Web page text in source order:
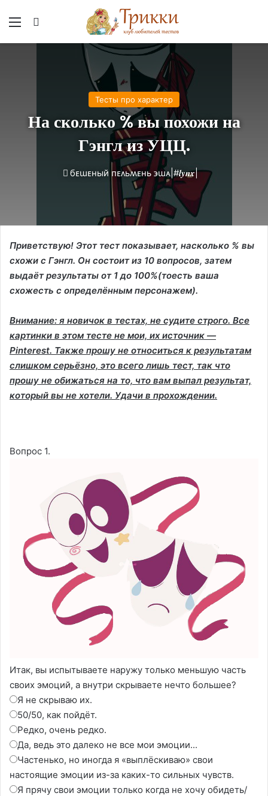
Меню
Тесты про характер
На сколько % вы похожи на
Гэнгл из УЦЦ.
бᴇɯᴇный ᴨᴇᴧьʍᴇнь ϶ɯᴀ|#𝒍𝒚𝒏𝒙|
Приветствую! Этот тест показывает, насколько % вы
схожи с Гэнгл. Он состоит из 10 вопросов, затем
выдаёт результаты от 1 до 100%(тоесть ваша
схожесть с определённым персонажем).
Внимание: я новичок в тестах, не судите строго. Все
картинки в этом тесте не мои, их источник —
Pinterest. Также прошу не относиться к результатам
слишком серьёзно, это всего лишь тест, так что
прошу не обижаться на то, что вам выпал результат,
который вы не хотели. Удачи в прохождении.
Вопрос 1.
Итак, вы испытываете наружу только меньшую часть
своих эмоций, а внутри скрываете нечто большее?
Я не скрываю их.
50/50, как пойдёт.
Редко, очень редко.
Да, ведь это далеко не все мои эмоции...
Частенько, но иногда я «выплёскиваю» свои
настоящие эмоции из-за каких-то сильных чувств.
Я прячу свои эмоции только когда не хочу обидеть/